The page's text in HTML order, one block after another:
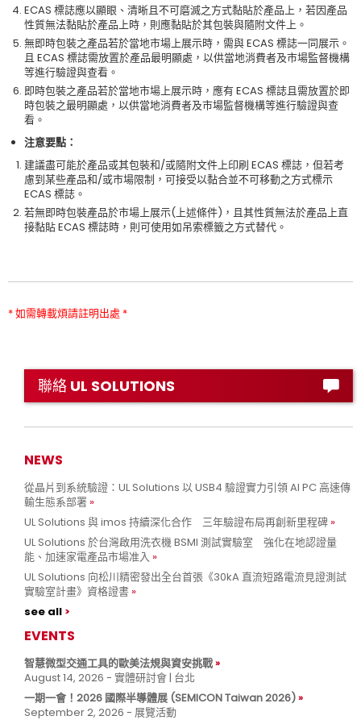
ECAS 標誌應以顯眼、清晰且不可磨滅之方式黏貼於產品上，若因產品
性質無法黏貼於產品上時，則應黏貼於其包裝與隨附文件上。
無即時包裝之產品若於當地市場上展示時，需與 ECAS 標誌一同展示。
且 ECAS 標誌需放置於產品最明顯處，以供當地消費者及市場監督機構
等進行驗證與查看。
即時包裝之產品若於當地市場上展示時，應有 ECAS 標誌且需放置於即
時包裝之最明顯處，以供當地消費者及市場監督機構等進行驗證與查
看。
注意要點：
建議盡可能於產品或其包裝和/或隨附文件上印刷 ECAS 標誌，但若考
慮到某些產品和/或市場限制，可接受以黏合並不可移動之方式標示
ECAS 標誌。
若無即時包裝產品於市場上展示(上述條件)，且其性質無法於產品上直
接黏貼 ECAS 標誌時，則可使用如吊索標籤之方式替代。
* 如需轉載煩請註明出處 *
聯絡 UL SOLUTIONS
NEWS
從晶片到系統驗證：UL Solutions 以 USB4 驗證實力引領 AI PC 高速傳
輸生態系部署
UL Solutions 與 imos 持續深化合作 三年驗證布局再創新里程碑
UL Solutions 於台灣啟用洗衣機 BSMI 測試實驗室 強化在地認證量
能、加速家電產品市場准入
UL Solutions 向松川精密發出全台首張《30kA 直流短路電流見證測試
實驗室計畫》資格證書
see all
EVENTS
智慧微型交通工具的歐美法規與資安挑戰
August 14, 2026 - 實體研討會 | 台北
一期一會！2026 國際半導體展 (SEMICON Taiwan 2026)
September 2, 2026 - 展覽活動